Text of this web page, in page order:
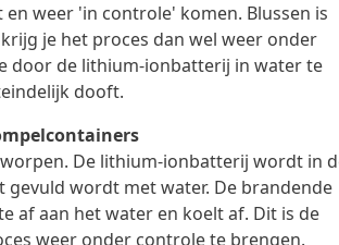
weer 'in controle' komen. Blussen is
je het proces dan wel weer onder
door de lithium-ionbatterij in water te
dooft.
De lithium-ionbatterij wordt in
wordt met water. De brandende
af aan het water en koelt af. Dit is de
weer onder controle te brengen.